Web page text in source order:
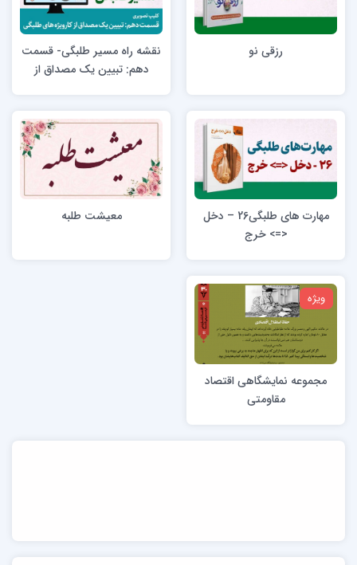
رزقی نو
نقشه راه مسیر طلبگی- قسمت
دهم: تبیین یک مصداق از
مهارت های طلبگی26 – دخل
<=> خرج
معیشت طلبه
ویژه
مجموعه نمایشگاهی اقتصاد
مقاومتی